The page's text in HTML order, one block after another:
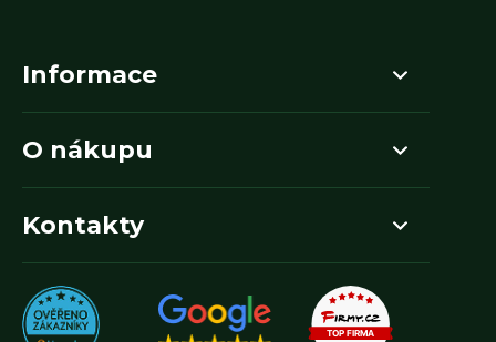
Informace
O nákupu
Kontakty